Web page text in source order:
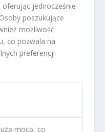
jednocześnie
poszukujące
możliwość
co pozwala na
preferencji
mocą, co